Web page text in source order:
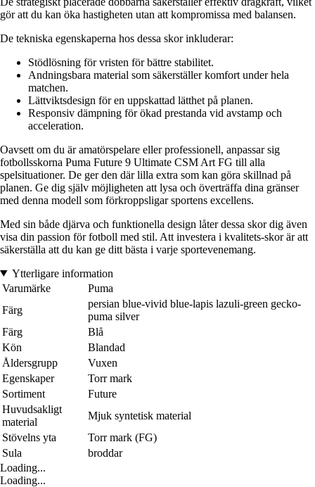
gör att du kan öka hastigheten utan att kompromissa med balansen.
De tekniska egenskaperna hos dessa skor inkluderar:
Stödlösning för vristen för bättre stabilitet.
Andningsbara material som säkerställer komfort under hela
matchen.
Lättviktsdesign för en uppskattad lätthet på planen.
Responsiv dämpning för ökad prestanda vid avstamp och
acceleration.
Oavsett om du är amatörspelare eller professionell, anpassar sig
fotbollsskorna Puma Future 9 Ultimate CSM Art FG till alla
spelsituationer. De ger den där lilla extra som kan göra skillnad på
planen. Ge dig själv möjligheten att lysa och överträffa dina gränser
med denna modell som förkroppsligar sportens excellens.
Med sin både djärva och funktionella design låter dessa skor dig även
visa din passion för fotboll med stil. Att investera i kvalitets-skor är att
säkerställa att du kan ge ditt bästa i varje sportevenemang.
Ytterligare information
Varumärke
Puma
Färg
persian blue-vivid blue-lapis lazuli-green gecko-
puma silver
Färg
Blå
Kön
Blandad
Åldersgrupp
Vuxen
Egenskaper
Torr mark
Sortiment
Future
Huvudsakligt
material
Mjuk syntetisk material
Stövelns yta
Torr mark (FG)
Sula
broddar
Loading...
Loading...